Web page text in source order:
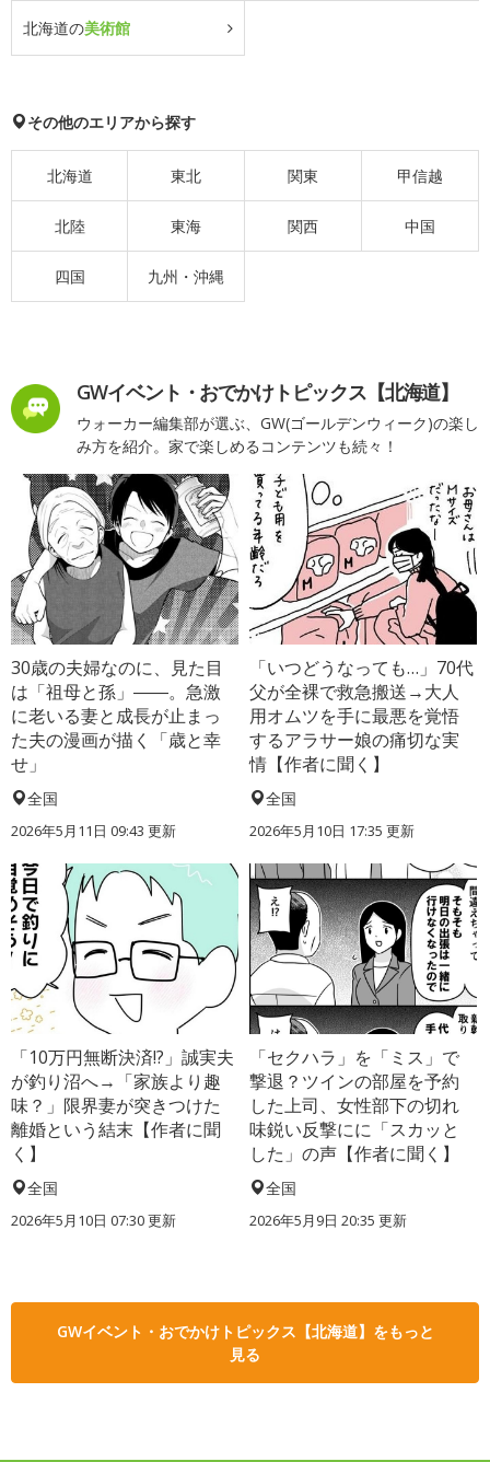
北海道の美術館
その他のエリアから探す
北海道 東北 関東 甲信越
北陸 東海 関西 中国
四国 九州・沖縄
GWイベント・おでかけトピックス【北海道】
ウォーカー編集部が選ぶ、GW(ゴールデンウィーク)の楽し
み方を紹介。家で楽しめるコンテンツも続々！
30歳の夫婦なのに、見た目
は「祖母と孫」――。急激
に老いる妻と成長が止まっ
た夫の漫画が描く「歳と幸
せ」
全国
2026年5月11日 09:43 更新
「いつどうなっても…」70代
父が全裸で救急搬送→大人
用オムツを手に最悪を覚悟
するアラサー娘の痛切な実
情【作者に聞く】
全国
2026年5月10日 17:35 更新
「10万円無断決済!?」誠実夫
が釣り沼へ→「家族より趣
味？」限界妻が突きつけた
離婚という結末【作者に聞
く】
全国
2026年5月10日 07:30 更新
「セクハラ」を「ミス」で
撃退？ツインの部屋を予約
した上司、女性部下の切れ
味鋭い反撃にに「スカッと
した」の声【作者に聞く】
全国
2026年5月9日 20:35 更新
GWイベント・おでかけトピックス【北海道】をもっと
見る